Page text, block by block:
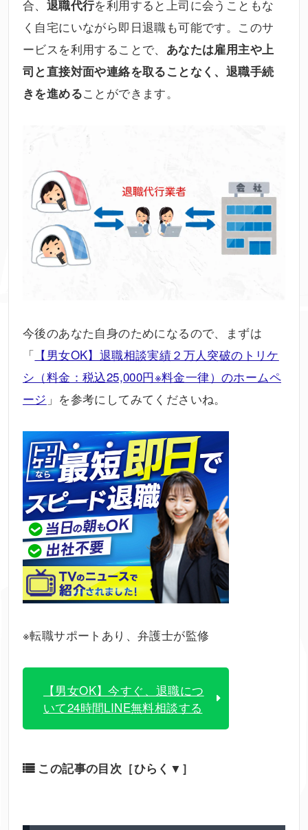
合、 退職代行を利用すると上司に会うこともな
く自宅にいながら即日退職も可能です。このサ
ービスを利用することで、 あなたは雇用主や上
司と直接対面や連絡を取ることなく、退職手続
きを進めることができます。
今後のあなた自身のためになるので、まずは
「 【男女OK】退職相談実績２万人突破のトリケ
シ（料金：税込25,000円※料金一律）のホームペ
ージ 」を参考にしてみてくださいね。
※転職サポートあり、弁護士が監修
【男女OK】今すぐ、退職につ
いて24時間LINE無料相談する
この記事の目次 ［ひらく▼］